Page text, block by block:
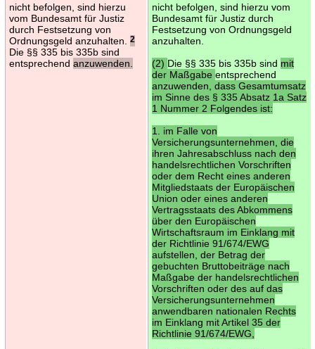
nicht befolgen, sind hierzu
vom Bundesamt für Justiz
durch Festsetzung von
Ordnungsgeld anzuhalten.
2
Die §§ 335 bis 335b sind
entsprechend anzuwenden.
nicht befolgen, sind hierzu vom
Bundesamt für Justiz durch
Festsetzung von Ordnungsgeld
anzuhalten.
(2) Die §§ 335 bis 335b sind mit
der Maßgabe entsprechend
anzuwenden, dass Gesamtumsatz
im Sinne des § 335 Absatz 1a Satz
1 Nummer 2 Folgendes ist:
1. im Falle von
Versicherungsunternehmen, die
ihren Jahresabschluss nach den
handelsrechtlichen Vorschriften
oder dem Recht eines anderen
Mitgliedstaats der Europäischen
Union oder eines anderen
Vertragsstaats des Abkommens
über den Europäischen
Wirtschaftsraum im Einklang mit
der Richtlinie 91/674/EWG
aufstellen, der Betrag der
gebuchten Bruttobeiträge nach
Maßgabe der handelsrechtlichen
Vorschriften oder des auf das
Versicherungsunternehmen
anwendbaren nationalen Rechts
im Einklang mit Artikel 35 der
Richtlinie 91/674/EWG,